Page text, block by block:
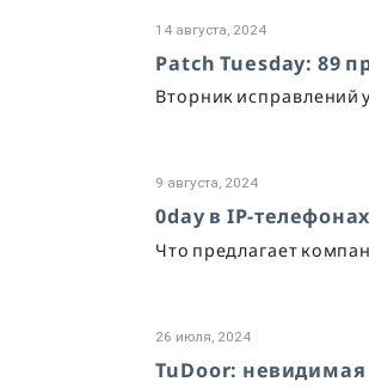
14 августа, 2024
Patch Tuesday: 89
Вторник исправлений
9 августа, 2024
0day в IP-
Что предлагает
26 июля, 2024
TuDoor: